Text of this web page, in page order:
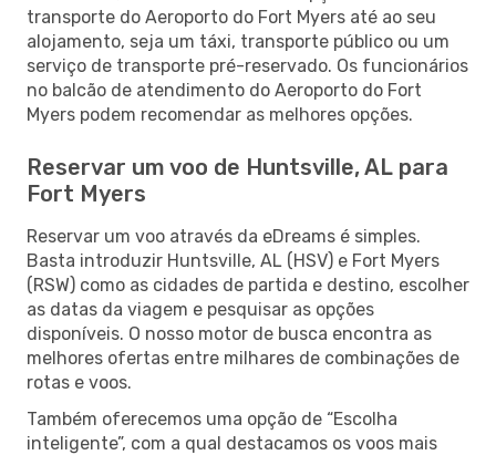
transporte do Aeroporto do Fort Myers até ao seu
alojamento, seja um táxi, transporte público ou um
serviço de transporte pré-reservado. Os funcionários
no balcão de atendimento do Aeroporto do Fort
Myers podem recomendar as melhores opções.
Reservar um voo de Huntsville, AL para
Fort Myers
Reservar um voo através da eDreams é simples.
Basta introduzir Huntsville, AL (HSV) e Fort Myers
(RSW) como as cidades de partida e destino, escolher
as datas da viagem e pesquisar as opções
disponíveis. O nosso motor de busca encontra as
melhores ofertas entre milhares de combinações de
rotas e voos.
Também oferecemos uma opção de “Escolha
inteligente”, com a qual destacamos os voos mais